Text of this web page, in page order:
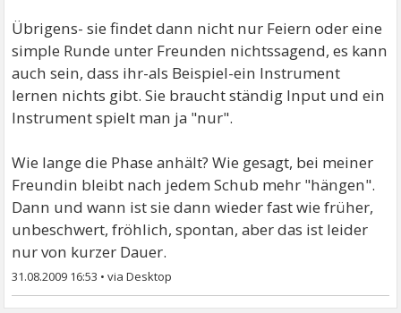
Übrigens- sie findet dann nicht nur Feiern oder eine
simple Runde unter Freunden nichtssagend, es kann
auch sein, dass ihr-als Beispiel-ein Instrument
lernen nichts gibt. Sie braucht ständig Input und ein
Instrument spielt man ja "nur".
Wie lange die Phase anhält? Wie gesagt, bei meiner
Freundin bleibt nach jedem Schub mehr "hängen".
Dann und wann ist sie dann wieder fast wie früher,
unbeschwert, fröhlich, spontan, aber das ist leider
nur von kurzer Dauer.
31.08.2009 16:53 •